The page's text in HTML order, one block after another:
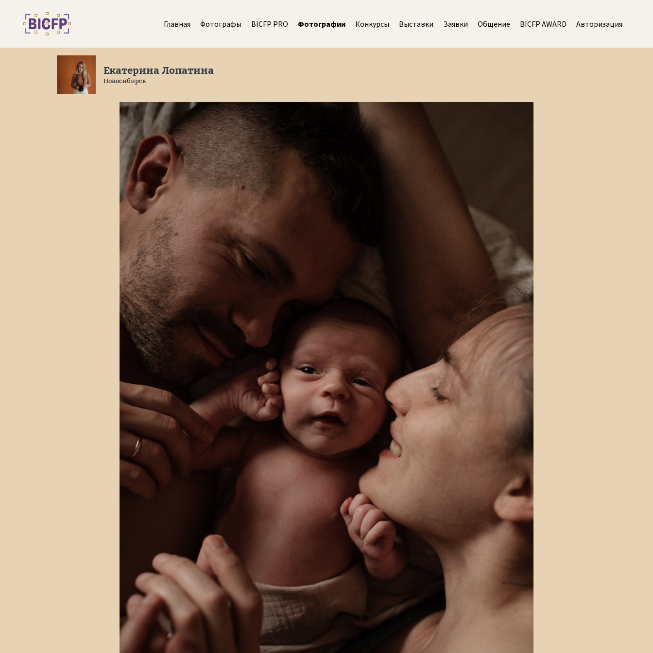
Главная Фотографы BICFP PRO Фотографии Конкурсы Выставки Заявки Общение BICFP AWARD Авторизация
Екатерина Лопатина
Новосибирск